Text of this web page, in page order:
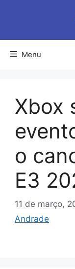
conteúdo
Menu
Xbox
o
E3
11 de março,
Andrade